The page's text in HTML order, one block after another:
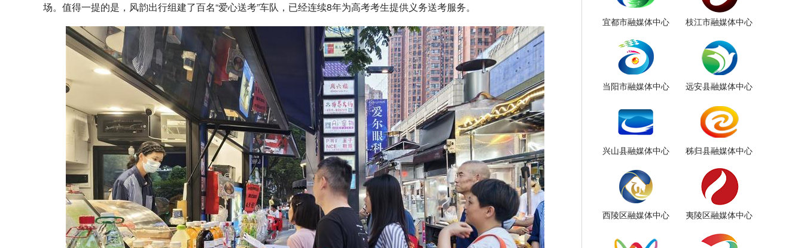
场。值得一提的是，风韵出行组建了百名“爱心送考”车队，已经连续8年为高考考生提供义务送考服务。
宜都市融媒体中心 枝江市融媒体中心
当阳市融媒体中心 远安县融媒体中心
兴山县融媒体中心 秭归县融媒体中心
西陵区融媒体中心 夷陵区融媒体中心